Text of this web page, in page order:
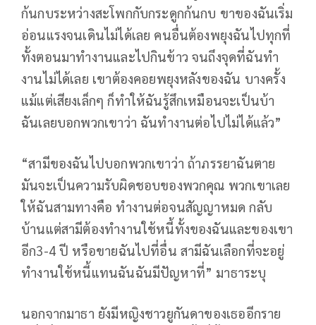
ก้นกบระหว่างสะโพกกับกระดูกก้นกบ ขาของฉันเริ่ม
อ่อนแรงจนเดินไม่ได้เลย คนอื่นต้องพยุงฉันไปทุกที่
ทั้งตอนมาทํางานและไปกินข้าว จนถึงจุดที่ฉันทํา
งานไม่ได้เลย เขาต้องคอยพยุงหลังของฉัน บางครั้ง
แม้แต่เสียงเล็กๆ ก็ทําให้ฉันรู้สึกเหมือนจะเป็นบ้า
ฉันเลยบอกพวกเขาว่า ฉันทํางานต่อไปไม่ได้แล้ว”
“สามีของฉันไปบอกพวกเขาว่า ถ้าภรรยาฉันตาย
มันจะเป็นความรับผิดชอบของพวกคุณ พวกเขาเลย
ให้ฉันสามทางคือ ทํางานต่อจนสัญญาหมด กลับ
บ้านแต่สามีต้องทํางานใช้หนี้ทั้งของฉันและของเขา
อีก3-4 ปี หรือขายฉันไปที่อื่น สามีฉันเลือกที่จะอยู่
ทํางานใช้หนี้แทนฉันฉันมีปัญหาที่” มาธาระบุ
นอกจากมาธา ยังมีหญิงชาวยูกันดาของเธออีกราย